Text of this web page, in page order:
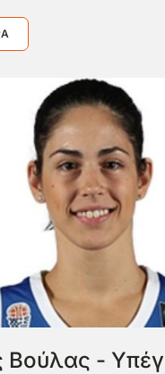
Βούλας -